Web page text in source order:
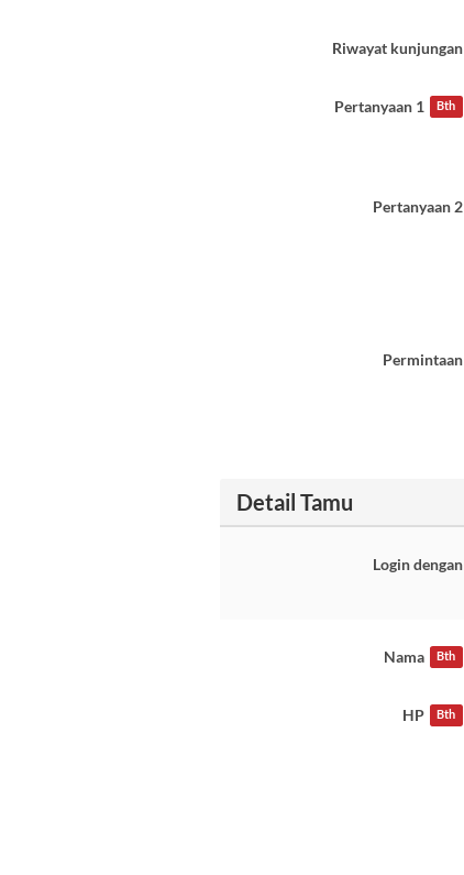
Riwayat kunjungan
Pertanyaan 1 Bth
Pertanyaan 2
Permintaan
Detail Tamu
Login dengan
Nama Bth
HP Bth